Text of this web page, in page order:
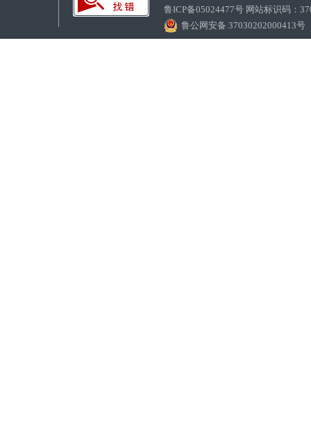
鲁ICP备05024477号 网站标识码：
鲁公网安备 37030202000413号